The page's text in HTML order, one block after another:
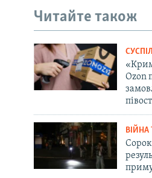
Читайте також
Ozon